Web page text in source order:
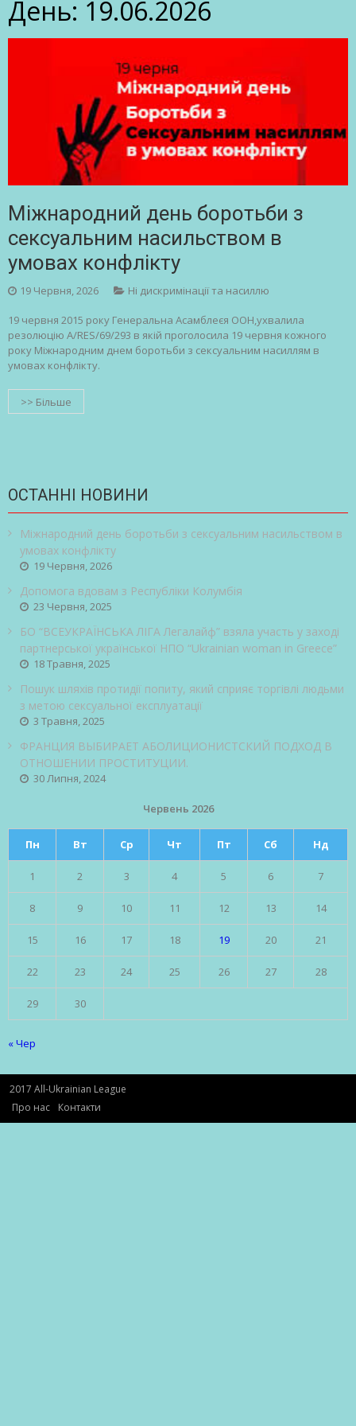
День: 19.06.2026
Міжнародний день боротьби з
сексуальним насильством в
умовах конфлікту
19 Червня, 2026 Ні дискримінації та насиллю
19 червня 2015 року Генеральна Асамблеєя ООН,ухвалила
резолюцію A/RES/69/293 в якій проголосила 19 червня кожного
року Міжнародним днем боротьби з сексуальним насиллям в
умовах конфлікту.
>> Більше
ОСТАННІ НОВИНИ
Міжнародний день боротьби з сексуальним насильством в
умовах конфлікту
19 Червня, 2026
Допомога вдовам з Республіки Колумбія
23 Червня, 2025
БО “ВСЕУКРАЇНСЬКА ЛІГА Легалайф” взяла участь у заході
партнерської української НПО “Ukrainian woman in Greece”
18 Травня, 2025
Пошук шляхів протидії попиту, який сприяє торгівлі людьми
з метою сексуальної експлуатації
3 Травня, 2025
ФРАНЦИЯ ВЫБИРАЕТ АБОЛИЦИОНИСТСКИЙ ПОДХОД В
ОТНОШЕНИИ ПРОСТИТУЦИИ.
30 Липня, 2024
Червень 2026
Пн Вт Ср Чт Пт Сб Нд
1 2 3 4 5 6 7
8 9 10 11 12 13 14
15 16 17 18 19 20 21
22 23 24 25 26 27 28
29 30
« Чер
2017 All-Ukrainian League
Про нас
Контакти